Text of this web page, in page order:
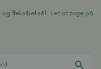
fleksibel sål. Let at tage på